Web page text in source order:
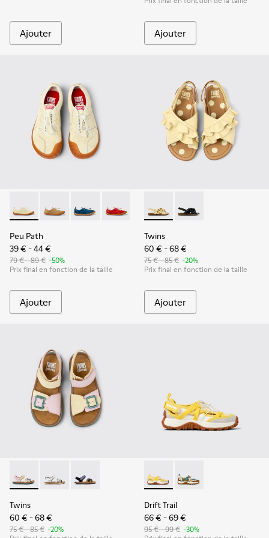
Ajouter Ajouter
Peu Path - K800694-003 - Baskets en nubuck jaunes pour
Peu Path - K800694-004
Peu Path - K800694-002
Peu Path - K800694-001
Peu Path
39 € - 44 €
79 € - 89 € -50%
Prix final en fonction de la taille
Ajouter
Twins - K800677-001 -
Twins - K800677-003
Twins
60 € - 68 €
75 € - 85 € -20%
Prix final en fonction de la taille
Ajouter
Twins - K800672-003 - Sandales en nubuck et cuir jaunes
Twins - K800672-004 - Sandales en cuir grises pour
Twins - K800672-002
Twins
60 € - 68 €
75 € - 85 € -20%
Drift Trail - K800695-001 -
Drift Trail -
Drift Trail
66 € - 69 €
95 € - 99 € -30%